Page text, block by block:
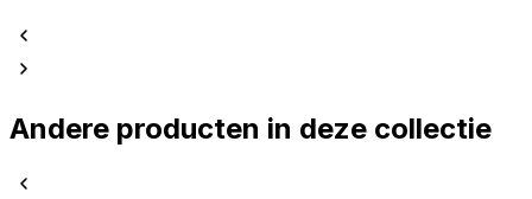
Andere producten in deze collectie